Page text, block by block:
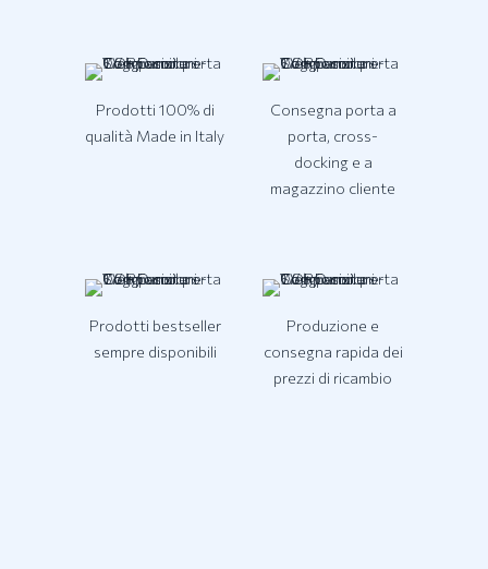
Prodotti 100% di
qualità Made in Italy
Consegna porta a
porta, cross-
docking e a
magazzino cliente
Prodotti bestseller
sempre disponibili
Produzione e
consegna rapida dei
prezzi di ricambio